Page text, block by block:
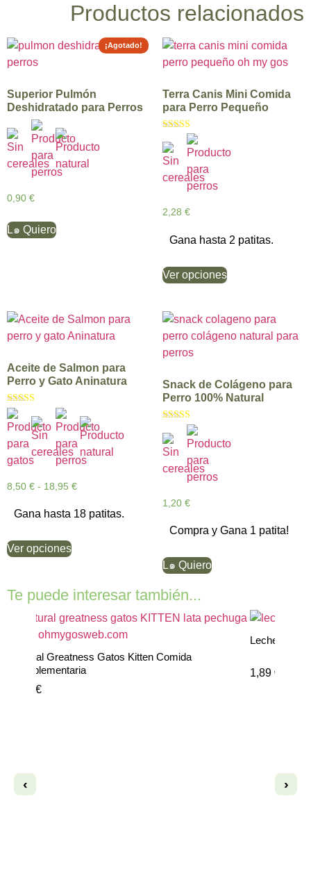
Productos relacionados
Superior Pulmón
Deshidratado para Perros
0,90 €
L๑ Quiero
¡Agotado!
Terra Canis Mini Comida
para Perro Pequeño
Valorado con
5.00
de 5
2,28 €
Gana hasta 2 patitas.
Ver opciones
Aceite de Salmon para
Perro y Gato Aninatura
Valorado con
5.00
de 5
8,50 € - 18,95 €
Gana hasta 18 patitas.
Ver opciones
Snack de Colágeno para
Perro 100% Natural
Valorado con
5.00
de 5
1,20 €
Compra y Gana 1 patita!
L๑ Quiero
Te puede interesar también...
‹
Natural Greatness Gatos Kitten Comida
Complementaria
€
Leche para
1,89 €
›